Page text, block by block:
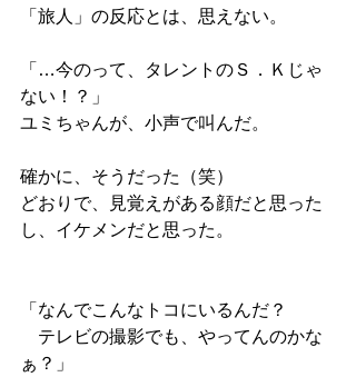
「旅人」の反応とは、思えない。
「…今のって、タレントのＳ．Ｋじゃ
ない！？」
ユミちゃんが、小声で叫んだ。
確かに、そうだった（笑）
どおりで、見覚えがある顔だと思った
し、イケメンだと思った。
「なんでこんなトコにいるんだ？
テレビの撮影でも、やってんのかな
ぁ？」